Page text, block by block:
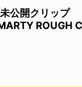
公開クリップ
ROUGH